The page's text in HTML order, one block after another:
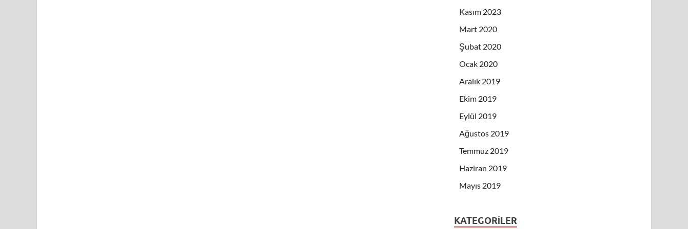
Kasım 2023
Mart 2020
Şubat 2020
Ocak 2020
Aralık 2019
Ekim 2019
Eylül 2019
Ağustos 2019
Temmuz 2019
Haziran 2019
Mayıs 2019
KATEGORILER